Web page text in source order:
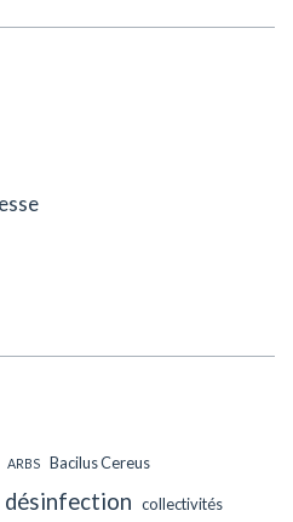
ARBS Bacilus Cereus
désinfection collectivités